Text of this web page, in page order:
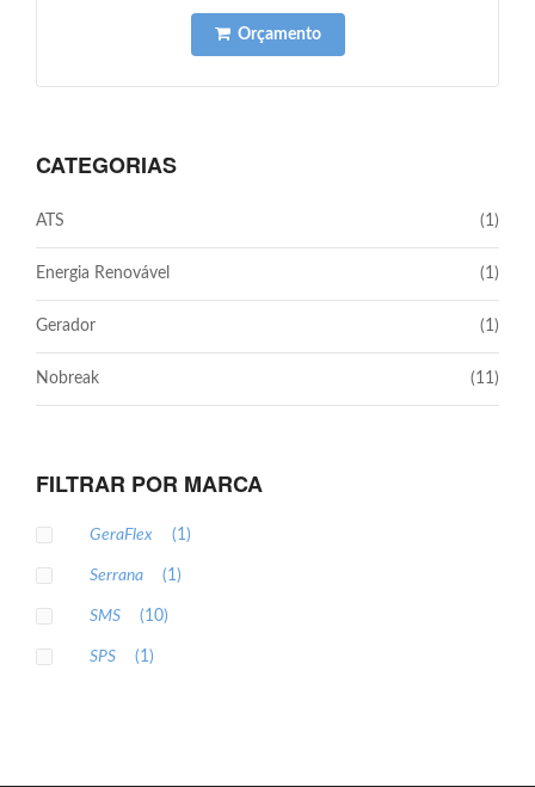
Orçamento
CATEGORIAS
ATS (1)
Energia Renovável (1)
Gerador (1)
Nobreak (11)
FILTRAR POR MARCA
GeraFlex (1)
Serrana (1)
SMS (10)
SPS (1)